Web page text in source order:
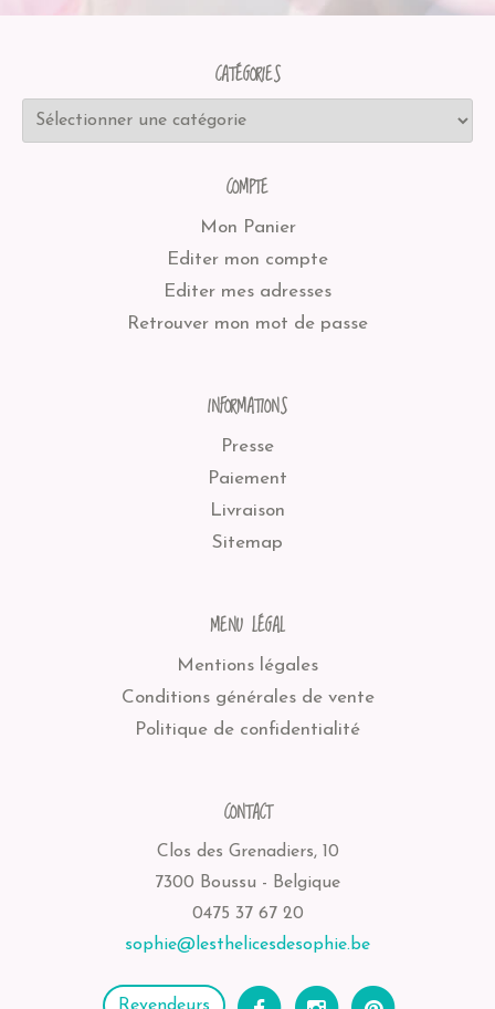
CATÉGORIES
COMPTE
Mon Panier
Editer mon compte
Editer mes adresses
Retrouver mon mot de passe
INFORMATIONS
Presse
Paiement
Livraison
Sitemap
MENU LÉGAL
Mentions légales
Conditions générales de vente
Politique de confidentialité
CONTACT
Clos des Grenadiers, 10
7300 Boussu - Belgique
0475 37 67 20
sophie@lesthelicesdesophie.be